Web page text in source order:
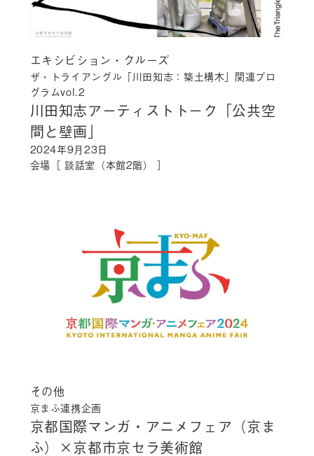
エキシビション・クルーズ
ザ・トライアングル「川田知志：築土構木」関連プロ
グラムvol.2
川田知志アーティストトーク「公共空
間と壁画」
2024年9月23日
会場［ 談話室（本館2階） ］
その他
京まふ連携企画
京都国際マンガ・アニメフェア（京ま
ふ）×京都市京セラ美術館